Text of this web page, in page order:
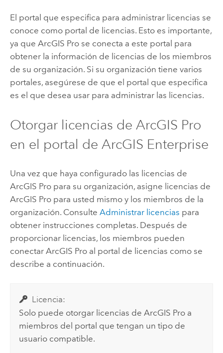
El portal que especifica para administrar licencias se
conoce como portal de licencias. Esto es importante,
ya que ArcGIS Prose conecta a este portal para
obtener la información de licencias de los miembros
de su organización. Si su organización tiene varios
portales, asegúrese de que el portal que especifica
es el que desea usar para administrar las licencias.
Otorgar licencias de ArcGIS Pro
en el portal de ArcGIS Enterprise
Una vez que haya configurado las licencias de
ArcGIS Propara su organización, asigne licencias de
ArcGIS Propara usted mismo y los miembros de la
organización. Consulte Administrar licencias para
obtener instrucciones completas. Después de
proporcionar licencias, los miembros pueden
conectar ArcGIS Proal portal de licencias como se
describe a continuación.
Licencia:
Solo puede otorgar licencias deArcGIS Pro a
miembros del portal que tengan un tipo de
usuario compatible.